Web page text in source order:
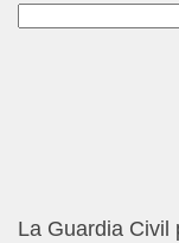
La Guardia Civil